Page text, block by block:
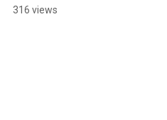
capability - iPhone 17
316 views